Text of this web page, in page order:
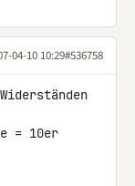
04-10 10:29#536758
= 10er